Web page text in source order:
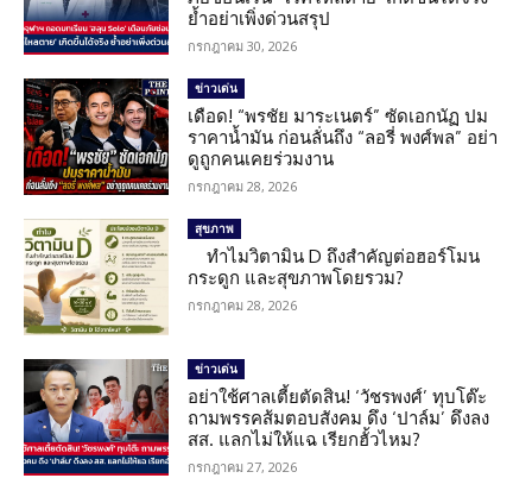
ย้ำอย่าเพิ่งด่วนสรุป
กรกฎาคม 30, 2026
ข่าวเด่น
เดือด! “พรชัย มาระเนตร์” ซัดเอกนัฏ ปม
ราคาน้ำมัน ก่อนลั่นถึง “ลอรี่ พงศ์พล” อย่า
ดูถูกคนเคยร่วมงาน
กรกฎาคม 28, 2026
สุขภาพ
ทำไมวิตามิน D ถึงสำคัญต่อฮอร์โมน
กระดูก และสุขภาพโดยรวม?
กรกฎาคม 28, 2026
ข่าวเด่น
อย่าใช้ศาลเตี้ยตัดสิน! ‘วัชรพงศ์’ ทุบโต๊ะ
ถามพรรคส้มตอบสังคม ดึง ‘ปาล์ม’ ดึงลง
สส. แลกไม่ให้แฉ เรียกฮั้วไหม?
กรกฎาคม 27, 2026